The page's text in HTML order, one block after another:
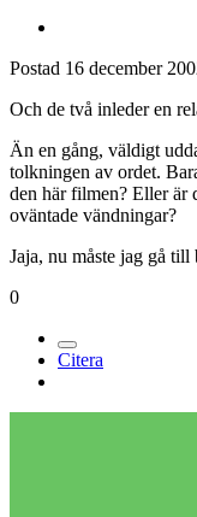
Postad 16 december
Och de två inleder en
Än en gång, väldigt
tolkningen av ordet.
den här filmen? Eller är
oväntade vändningar?
Jaja, nu måste jag gå till
0
Citera